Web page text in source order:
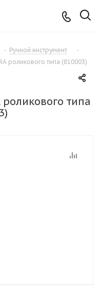
- Ручной инструмент
-
роликового типа (810003)
типа